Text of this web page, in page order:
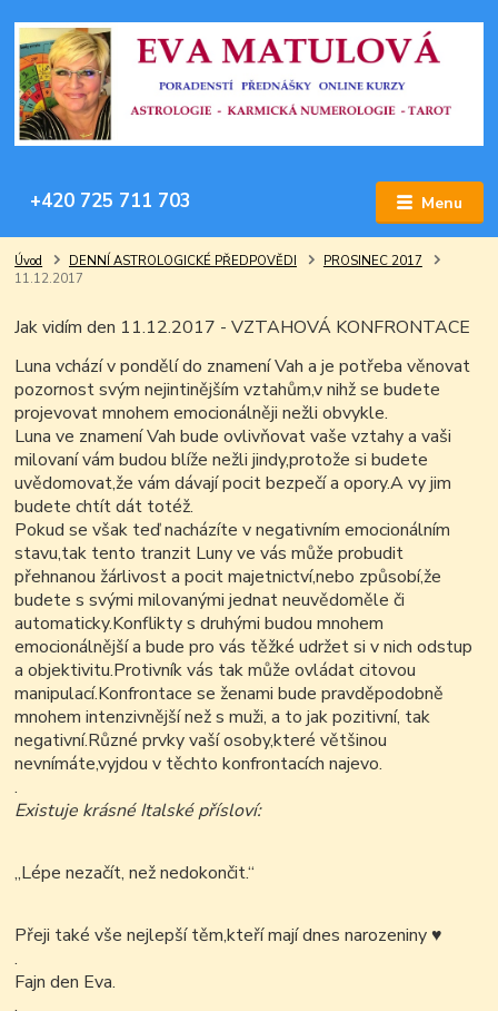
Menu
+420 725 711 703
Úvod DENNÍ ASTROLOGICKÉ PŘEDPOVĚDI
PROSINEC 2017
11.12.2017
Jak vidím den 11.12.2017 - VZTAHOVÁ KONFRONTACE
Luna vchází v pondělí do znamení Vah a je potřeba věnovat
pozornost svým nejintinějším vztahům,v nihž se budete
projevovat mnohem emocionálněji nežli obvykle.
Luna ve znamení Vah bude ovlivňovat vaše vztahy a vaši
milovaní vám budou blíže nežli jindy,protože si budete
uvědomovat,že vám dávají pocit bezpečí a opory.A vy jim
budete chtít dát totéž.
Pokud se však teď nacházíte v negativním emocionálním
stavu,tak tento tranzit Luny ve vás může probudit
přehnanou žárlivost a pocit majetnictví,nebo způsobí,že
budete s svými milovanými jednat neuvědoměle či
automaticky.Konflikty s druhými budou mnohem
emocionálnější a bude pro vás těžké udržet si v nich odstup
a objektivitu.Protivník vás tak může ovládat citovou
manipulací.Konfrontace se ženami bude pravděpodobně
mnohem intenzivnější než s muži, a to jak pozitivní, tak
negativní.Různé prvky vaší osoby,které většinou
nevnímáte,vyjdou v těchto konfrontacích najevo.
.
Existuje krásné Italské přísloví:
„Lépe nezačít, než nedokončit.“
Přeji také vše nejlepší těm,kteří mají dnes narozeniny♥
.
Fajn den Eva.
.